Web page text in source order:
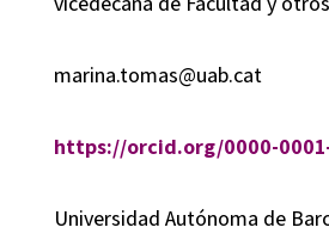
marina.tomas@uab.cat
https://orcid.org/0000-
Universidad Autónoma de